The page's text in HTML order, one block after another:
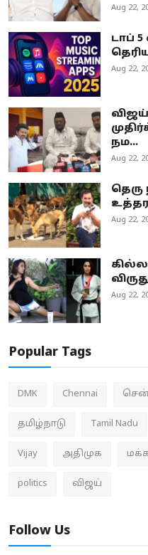
Aug 22,
டாப்
Aug 22,
நம...
Aug 22,
தெரு
Aug 22,
Aug 22,
Popular Tags
DMK Chennai
தமிழ்நாடு Tamil Nadu
Vijay அதிமுக
politics விஜய்
Follow Us